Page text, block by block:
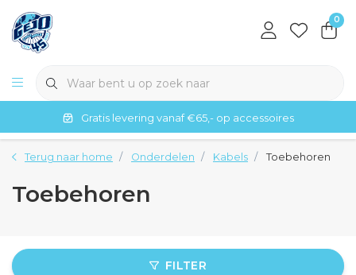
0
Gratis levering vanaf €65,- op accessoires
Terug naar home Onderdelen Kabels Toebehoren
Toebehoren
FILTER